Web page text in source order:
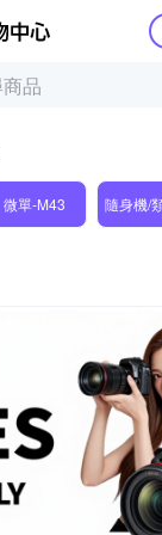
Yahoo購物
微單-M43 隨身機/